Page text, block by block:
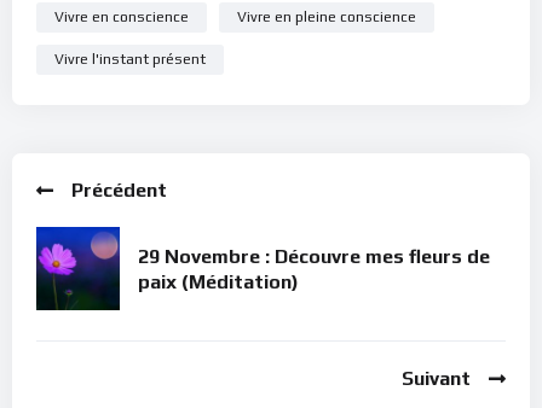
Vivre en conscience Vivre en pleine conscience
Vivre l'instant présent
Précédent
29 Novembre : Découvre mes fleurs de
paix (Méditation)
Suivant